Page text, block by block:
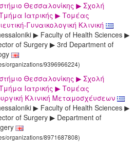
Θεσσαλονίκης ▶ Σχολή
Ιατρικής ▶ Τομέας
Γυναικολογική Κλινική
▶ Faculty of Health Sciences ▶
of Surgery ▶ 3rd Department of
organizations/9396966224)
Θεσσαλονίκης ▶ Σχολή
Ιατρικής ▶ Τομέας
Κλινική Μεταμοσχέυσεων
▶ Faculty of Health Sciences ▶
of Surgery ▶ Department of
organizations/8971687808)